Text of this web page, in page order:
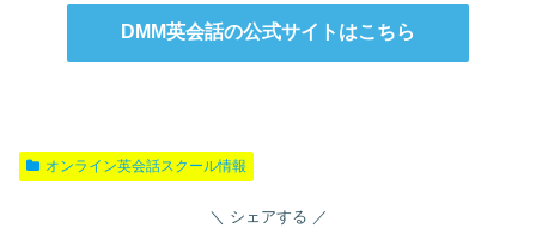
DMM英会話の公式サイトはこちら
オンライン英会話スクール情報
シェアする